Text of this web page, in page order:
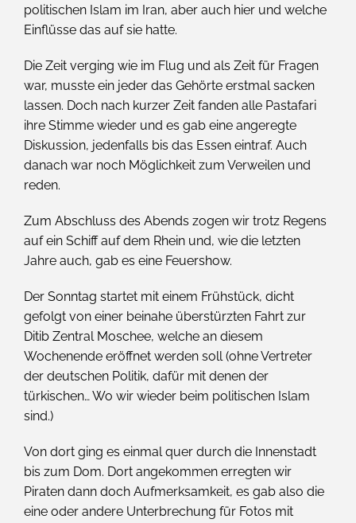
politischen Islam im Iran, aber auch hier und welche
Einflüsse das auf sie hatte.
Die Zeit verging wie im Flug und als Zeit für Fragen
war, musste ein jeder das Gehörte erstmal sacken
lassen. Doch nach kurzer Zeit fanden alle Pastafari
ihre Stimme wieder und es gab eine angeregte
Diskussion, jedenfalls bis das Essen eintraf. Auch
danach war noch Möglichkeit zum Verweilen und
reden.
Zum Abschluss des Abends zogen wir trotz Regens
auf ein Schiff auf dem Rhein und, wie die letzten
Jahre auch, gab es eine Feuershow.
Der Sonntag startet mit einem Frühstück, dicht
gefolgt von einer beinahe überstürzten Fahrt zur
Ditib Zentral Moschee, welche an diesem
Wochenende eröffnet werden soll (ohne Vertreter
der deutschen Politik, dafür mit denen der
türkischen… Wo wir wieder beim politischen Islam
sind.)
Von dort ging es einmal quer durch die Innenstadt
bis zum Dom. Dort angekommen erregten wir
Piraten dann doch Aufmerksamkeit, es gab also die
eine oder andere Unterbrechung für Fotos mit